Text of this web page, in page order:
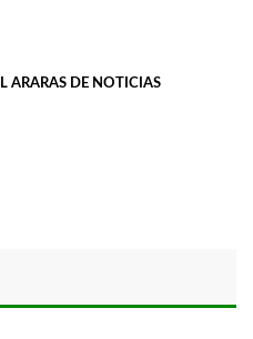
ARARAS DE NOTICIAS